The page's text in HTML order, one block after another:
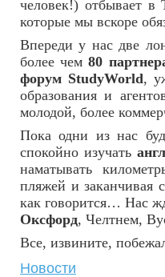
человек!) отбывает
которые мы вскоре
Впереди у нас две
более чем80
форум StudyWorld,
образования и
молодой, более
Пока одни из нас
спокойно изучать
наматывать
пляжей и
как говорится… Нас
Оксфорд, Челтнем,
Все, извините,
Новости